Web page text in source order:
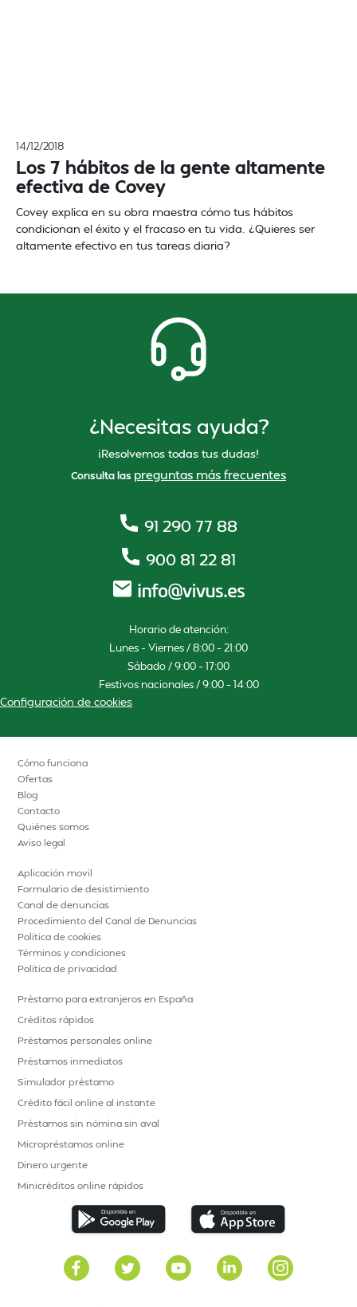
14/12/2018
Los 7 hábitos de la gente altamente
efectiva de Covey
Covey explica en su obra maestra cómo tus hábitos
condicionan el éxito y el fracaso en tu vida. ¿Quieres ser
altamente efectivo en tus tareas diaria?
¿Necesitas ayuda?
¡Resolvemos todas tus dudas!
Consulta las preguntas más frecuentes
91 290 77 88
900 81 22 81
Horario de atención:
Lunes – Viernes / 8:00 – 21:00
Sábado / 9:00 – 17:00
Festivos nacionales / 9:00 – 14:00
Configuración de cookies
Cómo funciona
Ofertas
Blog
Contacto
Quiénes somos
Aviso legal
Aplicación movil
Formulario de desistimiento
Canal de denuncias
Procedimiento del Canal de Denuncias
Política de cookies
Términos y condiciones
Política de privacidad
Préstamo para extranjeros en España
Créditos rápidos
Préstamos personales online
Préstamos inmediatos
Simulador préstamo
Crédito fácil online al instante
Préstamos sin nómina sin aval
Micropréstamos online
Dinero urgente
Minicréditos online rápidos